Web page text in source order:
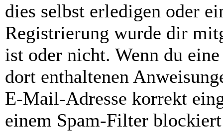
dies selbst erledigen oder
Registrierung wurde dir
ist oder nicht. Wenn du
dort enthaltenen
E-Mail-Adresse korrekt
einem Spam-Filter